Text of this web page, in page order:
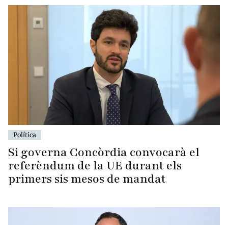
Política
Si governa Concòrdia convocarà el
referèndum de la UE durant els
primers sis mesos de mandat